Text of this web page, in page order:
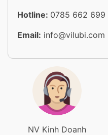
Hotline: 0785 662 699
Email: info@vilubi.com
NV Kinh Doanh